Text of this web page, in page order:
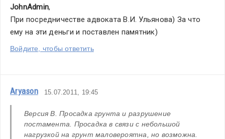
JohnAdmin,
При посредничестве адвоката В.И. Ульянова) За что
ему на эти деньги и поставлен памятник)
Войдите, чтобы ответить
Aryason 15.07.2011, 19:45
Версия В. Просадка грунта и разрушение
постамента. Просадка в связи с небольшой
нагрузкой на грунт маловероятна, но возможна.